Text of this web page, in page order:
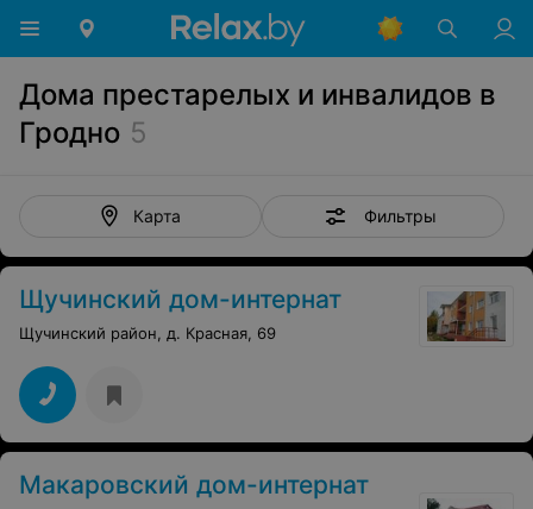
Дома престарелых и инвалидов в
Гродно 5
Карта Фильтры
Щучинский дом-интернат
Щучинский район, д. Красная, 69
Макаровский дом-интернат